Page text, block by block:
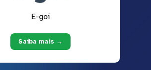
E-goi
Saiba mais →